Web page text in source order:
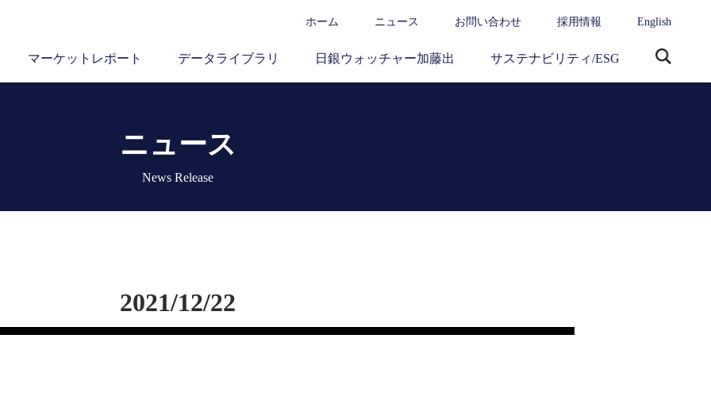
ホーム ニュース お問い合わせ 採用情報 English
マーケットレポート データライブラリ 日銀ウォッチャー加藤出 サステナビリティ/ESG
ニュース
News Release
2021/12/22